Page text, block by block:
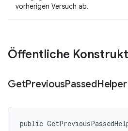
vorherigen Versuch ab.
Öffentliche
GetPreviousPassedHelper
public